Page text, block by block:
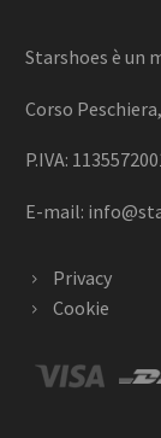
Starshoes è un
Corso
P.IVA:
E-mail:
Privacy
Cookie